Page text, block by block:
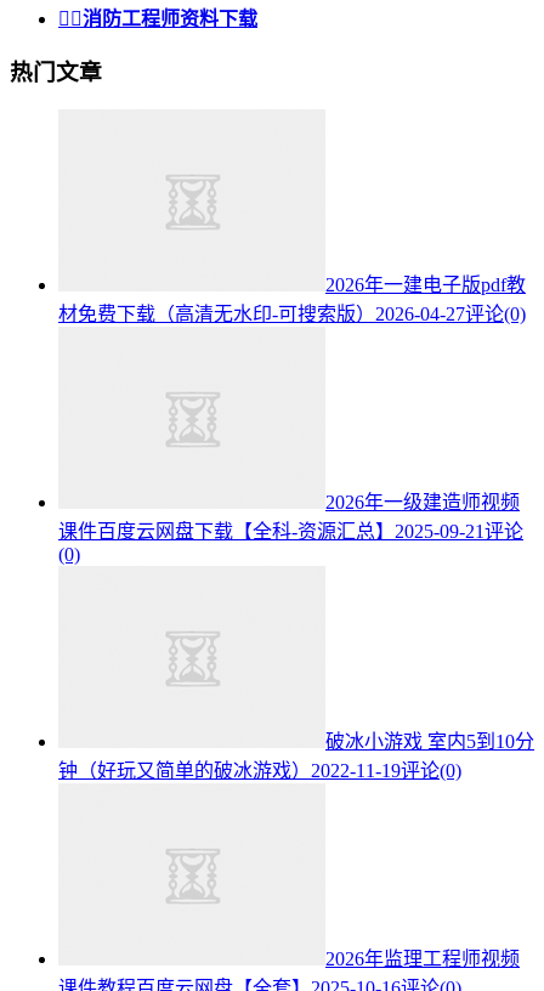
 消防工程师资料下载
热门文章
2026年一建电子版pdf教
材免费下载（高清无水印-可搜索版） 2026-04-27评论(0)
2026年一级建造师视频
课件百度云网盘下载【全科-资源汇总】 2025-09-21评论
(0)
破冰小游戏 室内5到10分
钟（好玩又简单的破冰游戏） 2022-11-19评论(0)
2026年监理工程师视频